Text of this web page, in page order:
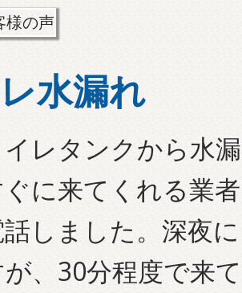
水漏れ
レタンクから水
ぐに来てくれる業
話しました。深夜
、30分程度で来